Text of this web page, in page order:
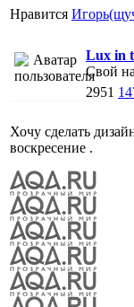
Нравится
Lux in
Свой
2951
Хочу сделать
воскресение .